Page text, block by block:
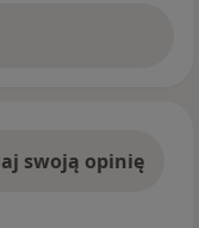
swoją opinię